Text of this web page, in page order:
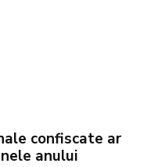
confiscate ar
anului